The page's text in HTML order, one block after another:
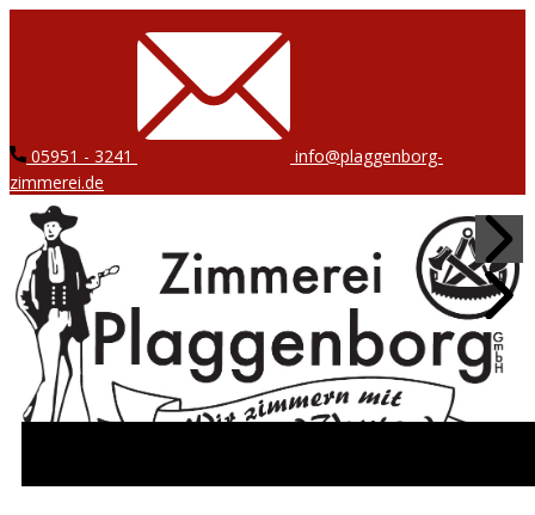
05951 - 3241
info@plaggenborg-
zimmerei.de